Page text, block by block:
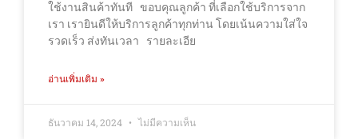
ใช้งานสินค้าทันที ขอบคุณลูกค้า ที่เลือกใช้บริการจาก
เรา เรายินดีให้บริการลูกค้าทุกท่าน โดยเน้นความใส่ใจ
รวดเร็ว ส่งทันเวลา รายละเอีย
อ่านเพิ่มเติม »
ธันวาคม 14, 2024 ไม่มีความเห็น